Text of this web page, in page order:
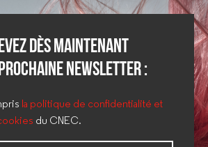
dès maintenant
newsletter :
la politique de confidentialité et
du CNEC.